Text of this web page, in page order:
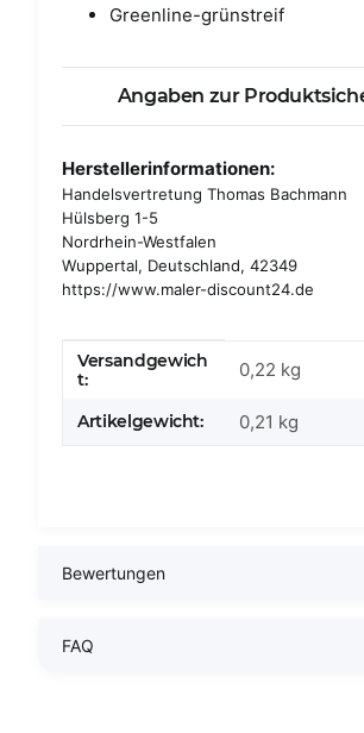
Greenline-grünstreif
Angaben zur
Herstellerinformationen:
Handelsvertretung Thomas Bachmann
Hülsberg 1-5
Nordrhein-Westfalen
Wuppertal, Deutschland, 42349
https://www.maler-discount24.de
Produkteigenschaft
Wert
Versandgewich
t:
0,22 kg
Artikelgewicht: 0,21 kg
Bewertungen
FAQ